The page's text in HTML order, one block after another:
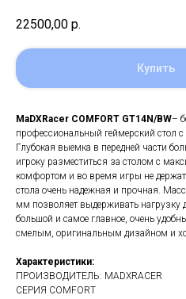
22500,00 р.
Купить
MaDXRacer COMFORT GT14N/BW–
профессиональный геймерский стол
Глубокая выемка в передней части
игроку разместиться за столом с
комфортом и во время игры не
стола очень надежная и прочная.
мм позволяет выдерживать нагрузку
большой и самое главное, очень
смелым, оригинальным дизайном и
Характеристики:
ПРОИЗВОДИТЕЛЬ: MADXRACER
СЕРИЯ COMFORT